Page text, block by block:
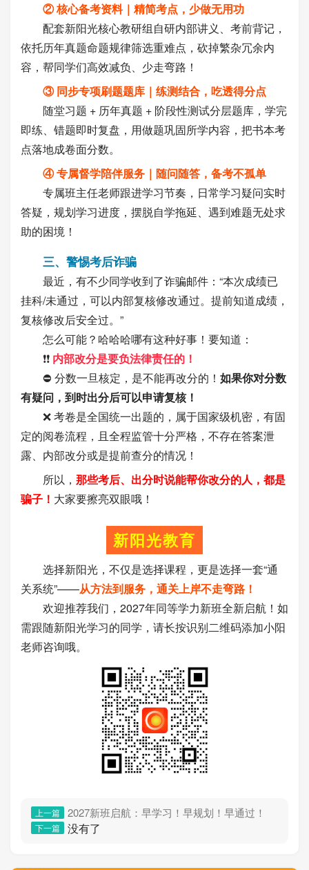
② 核心备考资料｜精简考点，少做无用功
配套新阳光核心教研组自研内部讲义、考前背记，
依托历年真题命题规律筛选重难点，砍掉繁杂冗余内
容，帮同学们高效减负、少走弯路！
③ 同步专项刷题题库｜练测结合，吃透得分点
随堂习题 + 历年真题 + 阶段性测试分层题库，学完
即练、错题即时复盘，用做题巩固所学内容，把书本考
点落地成卷面分数。
④ 专属督学陪伴服务｜随问随答，备考不孤单
专属班主任老师跟进学习节奏，日常学习疑问实时
答疑，规划学习进度，摆脱自学拖延、遇到难题无处求
助的困境！
三、警惕考后诈骗
最近，有不少同学收到了诈骗邮件：“本次成绩已
挂科/未通过，可以内部复核修改通过。提前知道成绩，
复核修改后安全过。”
怎么可能？哈哈哈哪有这种好事！要知道：
❗❗ 内部改分是要负法律责任的！
⛔ 分数一旦核定，是不能再改分的！ 如果你对分数
有疑问，到时出分后可以申请复核！
❌ 考卷是全国统一出题的，属于国家级机密，有固
定的阅卷流程，且全程监管十分严格，不存在答案泄
露、内部改分或是提前查分的情况！
所以， 那些考后、出分时说能帮你改分的人，都是
骗子！ 大家要擦亮双眼哦！
新阳光教育
选择新阳光，不仅是选择课程，更是选择一套“通
关系统”——从方法到服务，通关上岸不走弯路！
欢迎推荐我们，2027年同等学力新班全新启航！如
需跟随新阳光学习的同学，请长按识别二维码添加小阳
老师咨询哦。
上一篇 2027新班启航：早学习！早规划！早通过！
下一篇 没有了